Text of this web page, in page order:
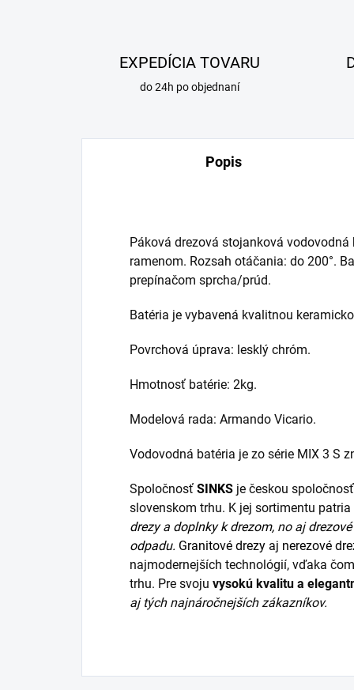
EXPEDÍCIA TOVARU
do 24h po objednaní
Popis
Páková drezová stojanková
ramenom. Rozsah otáčania: do 200°.
prepínačom sprcha/prúd.
Batéria je vybavená kvalitnou
Povrchová úprava: lesklý chróm.
Hmotnosť batérie: 2kg.
Modelová rada: Armando Vicario.
Vodovodná batéria je zo série MIX 3 S
Spoločnosť SINKS je českou
slovenskom trhu. K jej sortimentu patria
drezya doplnky k drezom, no aj
odpadu. Granitové drezy aj nerezové
najmodernejších technológií, vďaka
trhu. Pre svoju vysokú kvalitu a
aj tých najnáročnejších zákazníkov.